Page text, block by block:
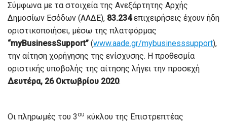
Σύμφωνα με τα στοιχεία της Ανεξάρτητης Αρχής
Δημοσίων Εσόδων (ΑΑΔΕ), 83.234επιχειρήσεις έχουν ήδη
οριστικοποιήσει, μέσω της πλατφόρμας
“myBusinessSupport” (www.aade.gr/mybusinesssupport),
την αίτηση χορήγησης της ενίσχυσης. Η προθεσμία
οριστικής υποβολής της αίτησης λήγει την προσεχή
Δευτέρα, 26 Οκτωβρίου 2020.
Οι πληρωμές του 3 ου κύκλου της Επιστρεπτέας